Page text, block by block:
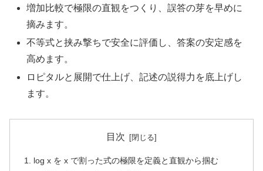
増加比較で極限の直観をつくり、誤答の芽を早めに
摘みます。
不等式と挟み撃ちで安全に評価し、答案の安定感を
高めます。
ロピタルと展開で仕上げ、記述の説得力を底上げし
ます。
目次
log x を x で割った式の極限を定義と直観から掴む